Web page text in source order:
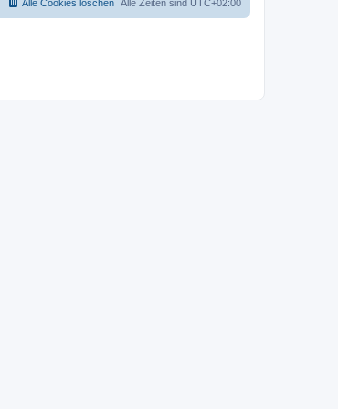
Alle Zeiten sind UTC+02:00
Alle Cookies löschen